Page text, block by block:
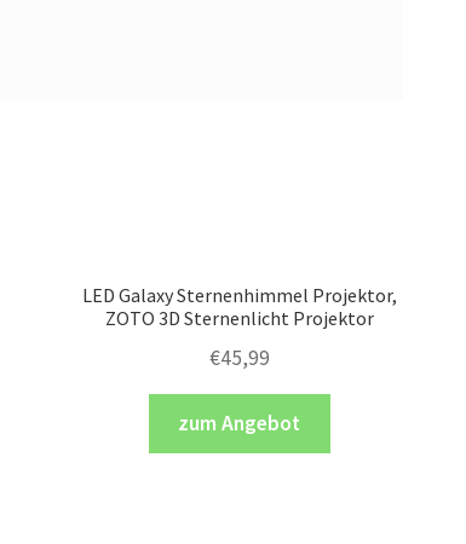
LED Galaxy Sternenhimmel Projektor,
ZOTO 3D Sternenlicht Projektor
€45,99
zum Angebot